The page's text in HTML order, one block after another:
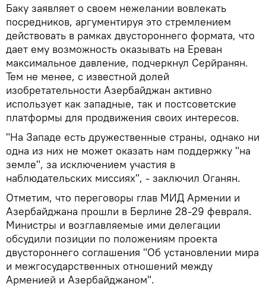
Баку заявляет о своем нежелании вовлекать
посредников, аргументируя это стремлением
действовать в рамках двустороннего формата, что
дает ему возможность оказывать на Ереван
максимальное давление, подчеркнул Серйранян.
Тем не менее, с известной долей
изобретательности Азербайджан активно
использует как западные, так и постсоветские
платформы для продвижения своих интересов.
"На Западе есть дружественные страны, однако ни
одна из них не может оказать нам поддержку "на
земле", за исключением участия в
наблюдательских миссиях", - заключил Оганян.
Отметим, что переговоры глав МИД Армении и
Азербайджана прошли в Берлине 28-29 февраля.
Министры и возглавляемые ими делегации
обсудили позиции по положениям проекта
двустороннего соглашения "Об установлении мира
и межгосударственных отношений между
Арменией и Азербайджаном".